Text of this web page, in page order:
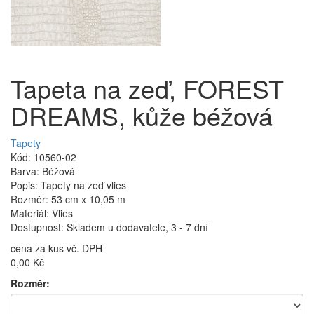
Tapeta na zeď, FOREST
DREAMS, kůže béžová
Tapety
Kód: 10560-02
Barva: Béžová
Popis: Tapety na zeď vlies
Rozměr: 53 cm x 10,05 m
Materiál: Vlies
Dostupnost: Skladem u dodavatele, 3 - 7 dní
cena za kus vč. DPH
0,00 Kč
Rozměr: